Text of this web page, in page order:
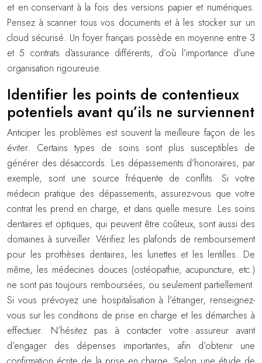
et en conservant à la fois des versions papier et numériques.
Pensez à scanner tous vos documents et à les stocker sur un
cloud sécurisé. Un foyer français possède en moyenne entre 3
et 5 contrats d’assurance différents, d’où l’importance d’une
organisation rigoureuse.
Identifier les points de contentieux
potentiels avant qu’ils ne surviennent
Anticiper les problèmes est souvent la meilleure façon de les
éviter. Certains types de soins sont plus susceptibles de
générer des désaccords. Les dépassements d’honoraires, par
exemple, sont une source fréquente de conflits. Si votre
médecin pratique des dépassements, assurez-vous que votre
contrat les prend en charge, et dans quelle mesure. Les soins
dentaires et optiques, qui peuvent être coûteux, sont aussi des
domaines à surveiller. Vérifiez les plafonds de remboursement
pour les prothèses dentaires, les lunettes et les lentilles. De
même, les médecines douces (ostéopathie, acupuncture, etc.)
ne sont pas toujours remboursées, ou seulement partiellement.
Si vous prévoyez une hospitalisation à l’étranger, renseignez-
vous sur les conditions de prise en charge et les démarches à
effectuer. N’hésitez pas à contacter votre assureur avant
d’engager des dépenses importantes, afin d’obtenir une